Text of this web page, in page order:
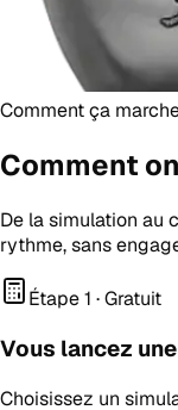
Comment ça
Comment
De la simulation au
rythme, sans
Étape 1 · Gratuit
Vous lancez
Choisissez un